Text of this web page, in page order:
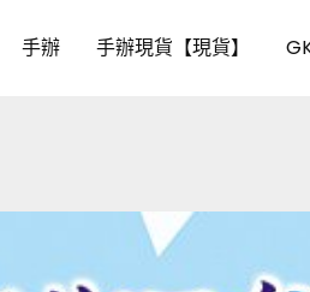
手辦 手辦現貨【現貨】